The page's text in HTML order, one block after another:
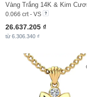
0.066 crt - VS
26.637.205 ₫
từ 6.306.340 ₫